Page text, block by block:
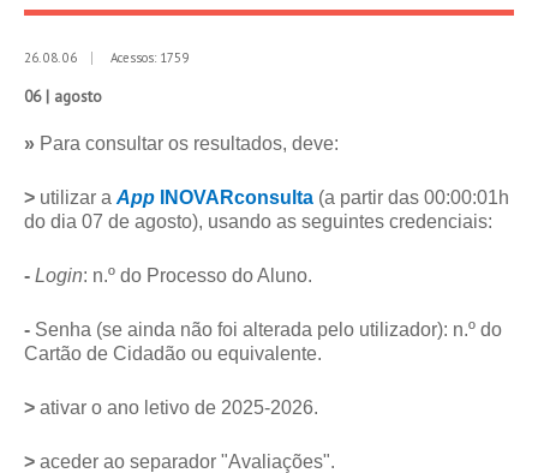
26. 08. 06 Acessos: 1759
06 | agosto
» Para consultar os resultados, deve:
> utilizar a App INOVARconsulta (a partir das 00:00:01h
do dia 07 de agosto), usando as seguintes credenciais:
- Login: n.º do Processo do Aluno.
- Senha (se ainda não foi alterada pelo utilizador): n.º do
Cartão de Cidadão ou equivalente.
> ativar o ano letivo de 2025-2026.
> aceder ao separador "Avaliações".